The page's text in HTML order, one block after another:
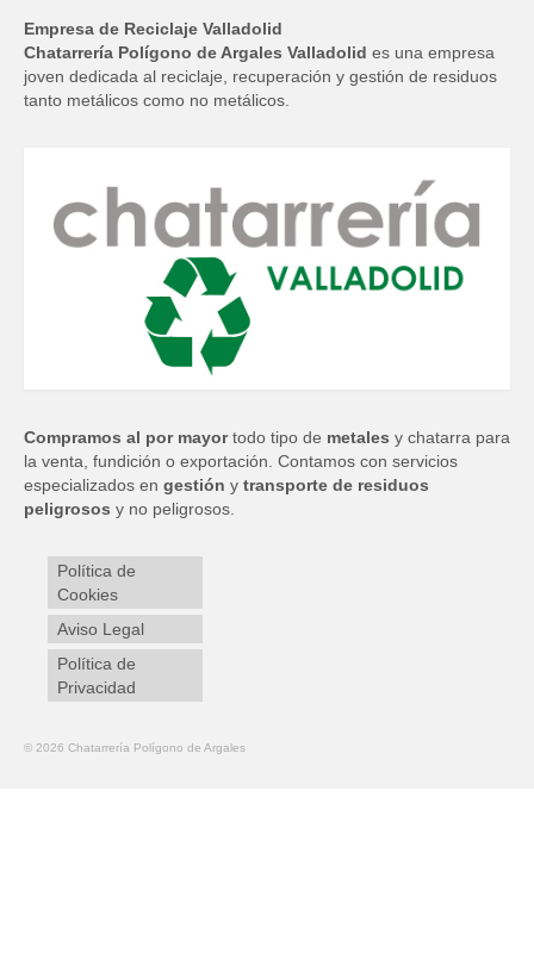
Empresa de Reciclaje Valladolid
Chatarrería Polígono de Argales Valladolid es una empresa
joven dedicada al reciclaje, recuperación y gestión de residuos
tanto metálicos como no metálicos.
Compramos al por mayortodo tipo de metales y chatarra para
la venta, fundición o exportación. Contamos con servicios
especializados en gestión y transporte de residuos
peligrosos y no peligrosos.
Política de
Cookies
Aviso Legal
Política de
Privacidad
© 2026 Chatarrería Polígono de Argales